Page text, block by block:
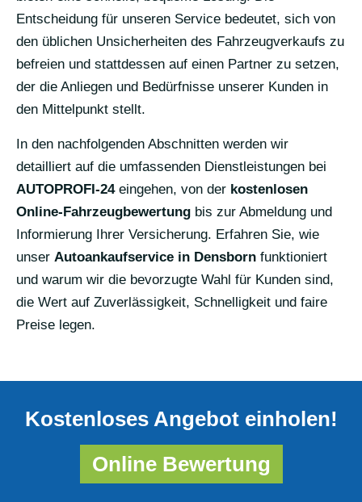
Entscheidung für unseren Service bedeutet, sich von
den üblichen Unsicherheiten des Fahrzeugverkaufs zu
befreien und stattdessen auf einen Partner zu setzen,
der die Anliegen und Bedürfnisse unserer Kunden in
den Mittelpunkt stellt.
In den nachfolgenden Abschnitten werden wir
detailliert auf die umfassenden Dienstleistungen bei
AUTOPROFI-24eingehen, von der kostenlosen
Online-Fahrzeugbewertung bis zur Abmeldung und
Informierung Ihrer Versicherung. Erfahren Sie, wie
unser Autoankaufservice in Densborn funktioniert
und warum wir die bevorzugte Wahl für Kunden sind,
die Wert auf Zuverlässigkeit, Schnelligkeit und faire
Preise legen.
Kostenloses Angebot einholen!
Online Bewertung